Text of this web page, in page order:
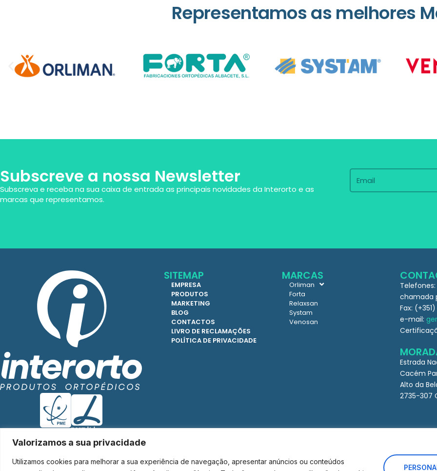
Valorizamos a sua privacidade
Utilizamos cookies para melhorar a sua experiência de navegação, apresentar anúncios ou conteúdos
Representamos as melhores
Subscreve a nossa Newsletter
Subscreva e receba na sua caixa de entrada as principais novidades da Interorto e as
marcas que representamos.
SITEMAP
EMPRESA
PRODUTOS
MARKETING
BLOG
CONTACTOS
LIVRO DE RECLAMAÇÕES
POLÍTICA DE PRIVACIDADE
MARCAS
Orliman
Forta
Relaxsan
Systam
Venosan
Telefones:
chamada
Fax:
e-mail:
Estrada
Cacém
Alto da
2735-307